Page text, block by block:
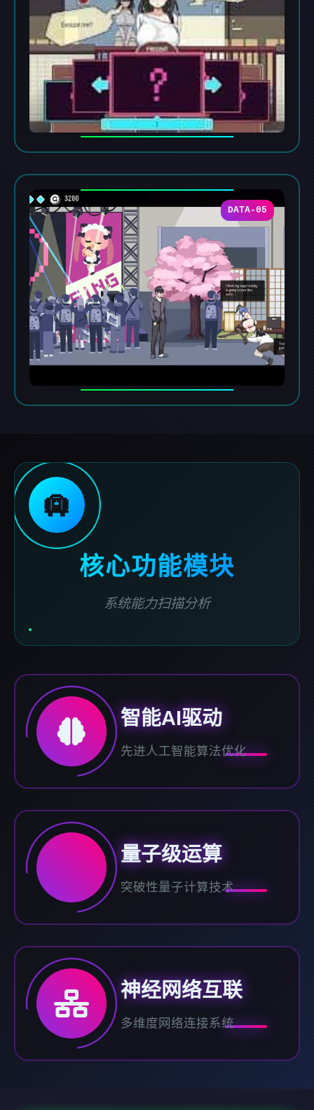
DATA-05
🛄
核心功能模块
系统能力扫描分析
智能AI驱动
先进人工智能算法优化
量子级运算
突破性量子计算技术
神经网络互联
多维度网络连接系统